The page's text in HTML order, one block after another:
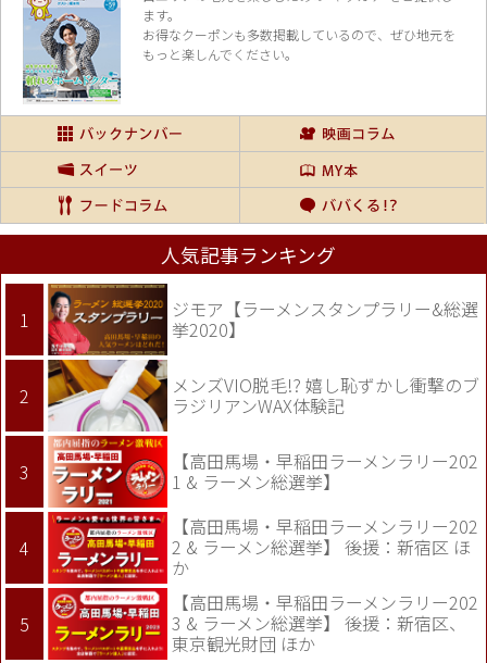
ます。
お得なクーポンも多数掲載しているので、 ぜひ地元を
もっと楽しんでください。
人気記事ランキング
ジモア【ラーメンスタンプラリー&総選
挙2020】
メンズVIO脱毛!? 嬉し恥ずかし衝撃のブ
ラジリアンWAX体験記
【高田馬場・早稲田ラーメンラリー202
1 & ラーメン総選挙】
【高田馬場・早稲田ラーメンラリー202
2 & ラーメン総選挙】 後援：新宿区 ほ
か
【高田馬場・早稲田ラーメンラリー202
3 & ラーメン総選挙】 後援：新宿区、
東京観光財団 ほか